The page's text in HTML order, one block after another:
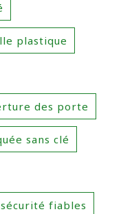
plastique
des porte
sans clé
sécurité fiables